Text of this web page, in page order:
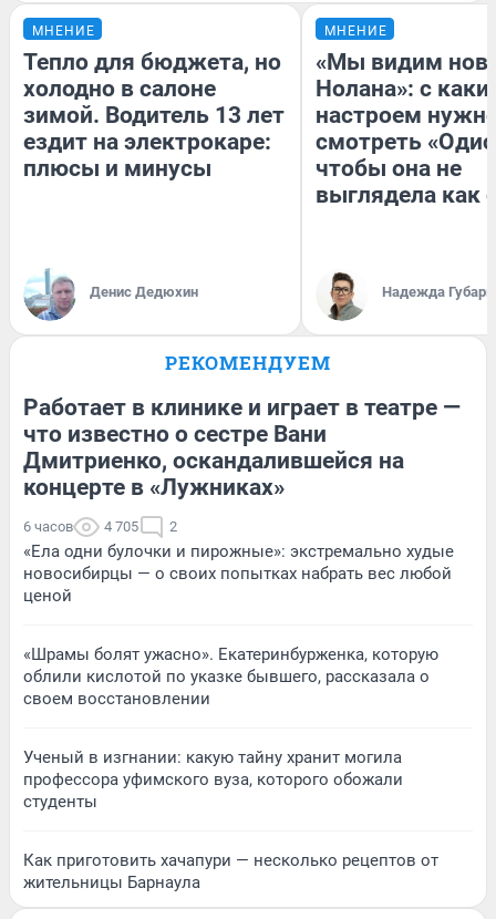
МНЕНИЕ
Тепло для бюджета, но
холодно в салоне
зимой. Водитель 13 лет
ездит на электрокаре:
плюсы и минусы
Денис Дедюхин
МНЕНИЕ
«Мы видим
Нолана»: с
настроем
смотреть
чтобы она не
выглядела как
Надежда Губарь
РЕКОМЕНДУЕМ
Работает в клинике и играет в театре —
что известно о сестре Вани
Дмитриенко, оскандалившейся на
концерте в «Лужниках»
6 часов 4 705 2
«Ела одни булочки и пирожные»: экстремально худые
новосибирцы — о своих попытках набрать вес любой
ценой
«Шрамы болят ужасно». Екатеринбурженка, которую
облили кислотой по указке бывшего, рассказала о
своем восстановлении
Ученый в изгнании: какую тайну хранит могила
профессора уфимского вуза, которого обожали
студенты
Как приготовить хачапури — несколько рецептов от
жительницы Барнаула